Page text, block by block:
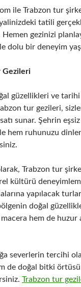
ile Trabzon tur
tatili
gezinizi
dolu bir deneyim
Gezileri
güzellikleri ve
tur gezileri,
sunar. Şehrin
hem ruhunuzu
Trabzon tur
kültürü
yapılacak
doğal
hem de
severlerin tercihi
de doğal bitki
Trabzon tur